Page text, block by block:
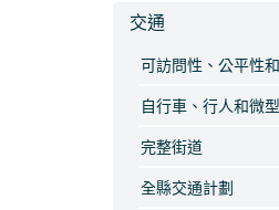
交通
可訪問性、公平性
自行車、行人和微
完整街道
全縣交通計劃